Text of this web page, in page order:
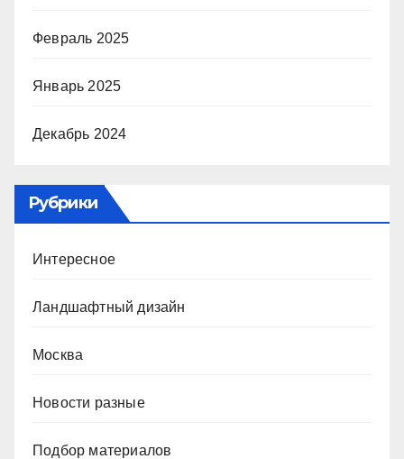
Февраль 2025
Январь 2025
Декабрь 2024
Рубрики
Интересное
Ландшафтный дизайн
Москва
Новости разные
Подбор материалов